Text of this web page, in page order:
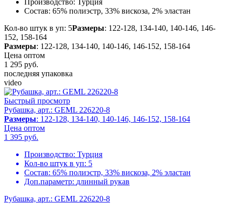
Производство: Турция
Состав: 65% полиэстр, 33% вискоза, 2% эластан
Кол-во штук в уп: 5Размеры: 122-128, 134-140, 140-146, 146-
152, 158-164
Размеры: 122-128, 134-140, 140-146, 146-152, 158-164
Цена оптом
1 295 руб.
последняя упаковка
video
Быстрый просмотр
Рубашка, арт.: GEML 226220-8
Размеры: 122-128, 134-140, 140-146, 146-152, 158-164
Цена оптом
1 395 руб.
Производство: Турция
Кол-во штук в уп: 5
Состав: 65% полиэстр, 33% вискоза, 2% эластан
Доп.параметр: длинный рукав
Рубашка, арт.: GEML 226220-8